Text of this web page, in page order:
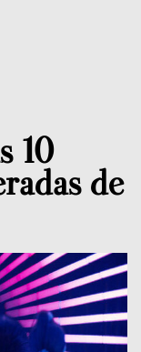
10
de